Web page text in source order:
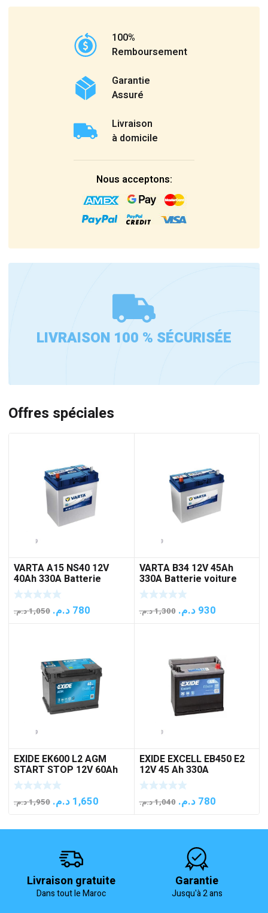
100%
Remboursement
Garantie
Assuré
Livraison
à domicile
Nous acceptons:
LIVRAISON 100 % SÉCURISÉE
Offres spéciales
VARTA A15 NS40 12V
40Ah 330A Batterie
voiture
1,050د.م.
Le
1,050 د.م..
780 د.م.
VARTA B34 12V 45Ah
330A Batterie voiture
1,300د.م.
Le
était :
1,300 د.م..
930 د.م.
Le
est :
EXIDE EK600 L2 AGM
START STOP 12V 60Ah
680A Batterie voiture
1,950د.م.
Le
initial
1,650 د.م.
actuel
EXIDE EXCELL EB450 E2
12V 45 Ah 330A
BATTERIE VOITURE
1,040د.م.
Le
initial
était :
780 د.م.
Le
actuel
Livraison gratuite
Dans tout le Maroc
Garantie
Jusqu'à 2 ans